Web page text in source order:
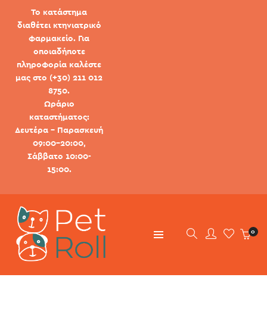
Το κατάστημα
διαθέτει κτηνιατρικό
φαρμακείο. Για
οποιαδήποτε
πληροφορία καλέστε
μας στο (+30) 211 012
8750.
Ωράριο
καταστήματος:
Δευτέρα - Παρασκευή
09:00-20:00,
Σάββατο 10:00-
15:00.
0